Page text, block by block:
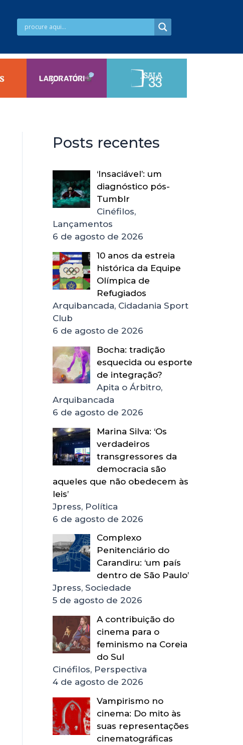
Posts recentes
‘Insaciável’: um
diagnóstico pós-
Tumblr
Cinéfilos,
Lançamentos
6 de agosto de 2026
10 anos da estreia
histórica da Equipe
Olímpica de
Refugiados
Arquibancada, Cidadania Sport
Club
6 de agosto de 2026
Bocha: tradição
esquecida ou esporte
de integração?
Apita o Árbitro,
Arquibancada
6 de agosto de 2026
Marina Silva: ‘Os
verdadeiros
transgressores da
democracia são
aqueles que não obedecem às
leis’
Jpress, Política
6 de agosto de 2026
Complexo
Penitenciário do
Carandiru: ‘um país
dentro de São Paulo’
Jpress, Sociedade
5 de agosto de 2026
A contribuição do
cinema para o
feminismo na Coreia
do Sul
Cinéfilos, Perspectiva
4 de agosto de 2026
Vampirismo no
cinema: Do mito às
suas representações
cinematográficas